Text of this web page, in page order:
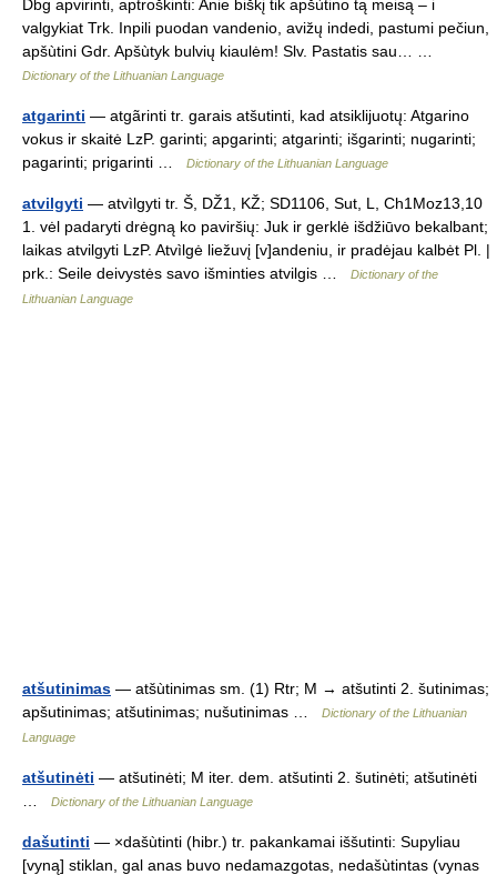
Dbg apvirinti, aptroškinti: Anie biškį tik apšùtino tą meisą – i
valgykiat Trk. Inpili puodan vandenio, avižų indedi, pastumi pečiun,
apšùtini Gdr. Apšùtyk bulvių kiaulėm! Slv. Pastatis sau… …
Dictionary of the Lithuanian Language
atgarinti — atgãrinti tr. garais atšutinti, kad atsiklijuotų: Atgarino
vokus ir skaitė LzP. garinti; apgarinti; atgarinti; išgarinti; nugarinti;
pagarinti; prigarinti …
Dictionary of the Lithuanian Language
atvilgyti — atvìlgyti tr. Š, DŽ1, KŽ; SD1106, Sut, L, Ch1Moz13,10
1. vėl padaryti drėgną ko paviršių: Juk ir gerklė išdžiūvo bekalbant;
laikas atvilgyti LzP. Atvìlgė liežuvį [v]andeniu, ir pradėjau kalbėt Pl. |
prk.: Seile deivystės savo išminties atvilgis …
Dictionary of the
Lithuanian Language
atšutinimas — atšùtinimas sm. (1) Rtr; M → atšutinti 2. šutinimas;
apšutinimas; atšutinimas; nušutinimas …
Dictionary of the Lithuanian
Language
atšutinėti — atšutinėti; M iter. dem. atšutinti 2. šutinėti; atšutinėti
Dictionary of the Lithuanian Language
dašutinti — ×dašùtinti (hibr.) tr. pakankamai iššutinti: Supyliau
[vyną] stiklan, gal anas buvo nedamazgotas, nedašùtintas (vynas